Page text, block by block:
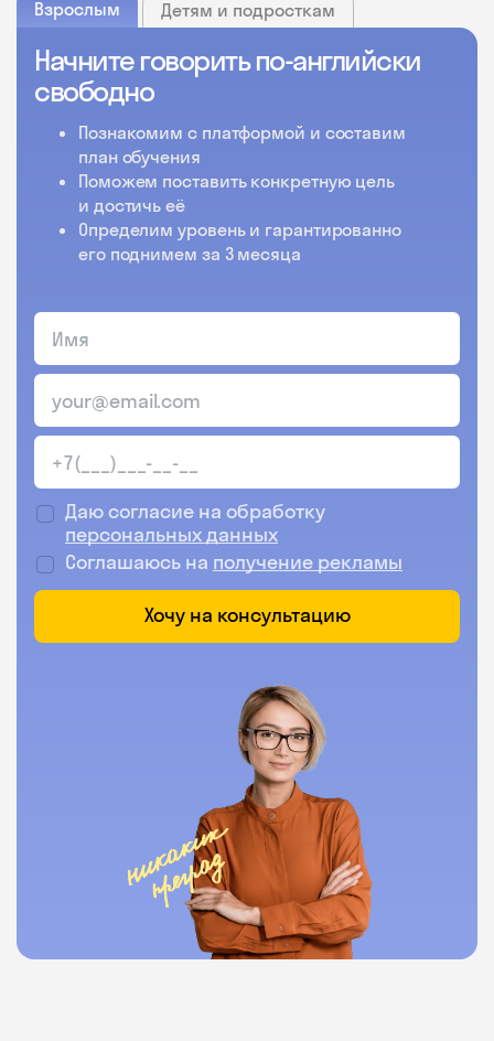
Взрослым Детям и подросткам
Начните говорить по-английски
свободно
Познакомим с платформой и составим
план обучения
Поможем поставить конкретную цель
и достичь её
Определим уровень и гарантированно
его поднимем за 3 месяца
Даю согласие на обработку
персональных данных
Соглашаюсь на получение рекламы
Хочу на консультацию